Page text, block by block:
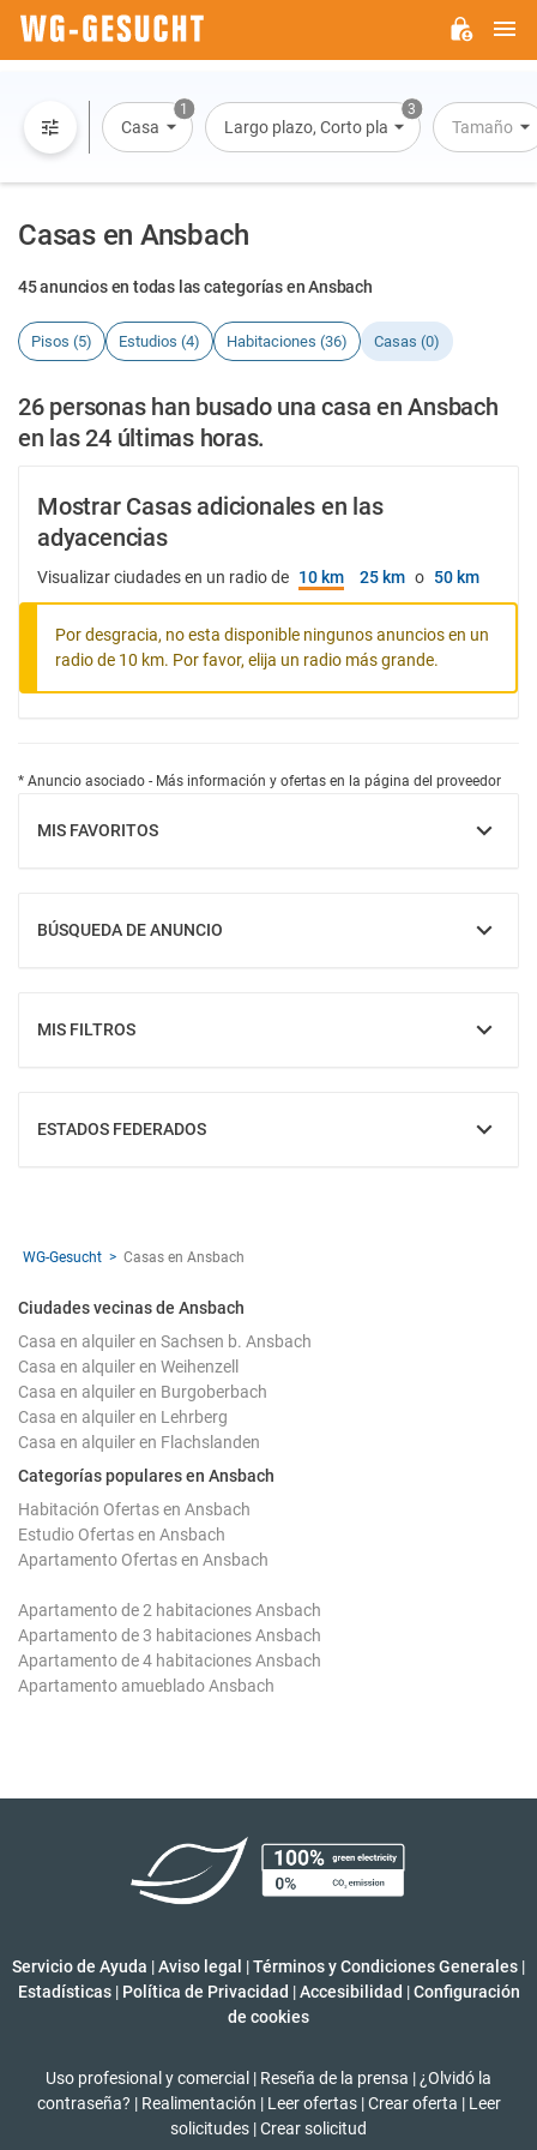
1
Casa
3
Largo plazo, Corto plazo, Alquiler por día
Tamaño
Casas en Ansbach
45 anuncios en todas las categorías en Ansbach
Pisos (5) Estudios (4) Habitaciones (36) Casas (0)
26 personas han busado una casa en Ansbach
en las 24 últimas horas.
Mostrar Casas adicionales en las
adyacencias
Visualizar ciudades en un radio de 10 km 25 km o 50 km
Por desgracia, no esta disponible ningunos anuncios en un
radio de 10 km. Por favor, elija un radio más grande.
* Anuncio asociado - Más información y ofertas en la página del proveedor
MIS FAVORITOS
MOSTRAR
BÚSQUEDA DE ANUNCIO
MOSTRAR
MIS FILTROS
MOSTRAR
ESTADOS FEDERADOS
MOSTRAR
WG-Gesucht Casas en Ansbach
Ciudades vecinas de Ansbach
Casa en alquiler en Sachsen b. Ansbach
Casa en alquiler en Weihenzell
Casa en alquiler en Burgoberbach
Casa en alquiler en Lehrberg
Casa en alquiler en Flachslanden
Categorías populares en Ansbach
Habitación Ofertas en Ansbach
Estudio Ofertas en Ansbach
Apartamento Ofertas en Ansbach
Apartamento de 2 habitaciones Ansbach
Apartamento de 3 habitaciones Ansbach
Apartamento de 4 habitaciones Ansbach
Apartamento amueblado Ansbach
Servicio de Ayuda |Aviso legal |Términos y Condiciones Generales |
Estadísticas | Política de Privacidad | Accesibilidad | Configuración
de cookies
Uso profesional y comercial | Reseña de la prensa | ¿Olvidó la
contraseña? | Realimentación | Leer ofertas | Crear oferta | Leer
solicitudes |Crear solicitud